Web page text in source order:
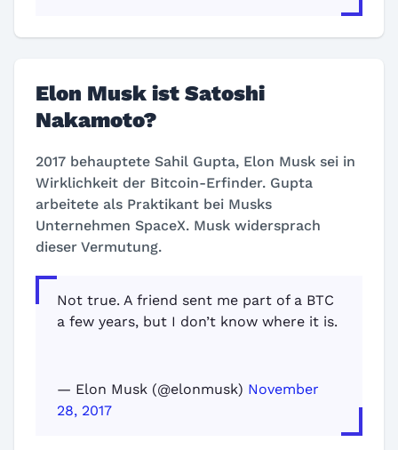
Elon Musk ist Satoshi
Nakamoto?
2017 behauptete Sahil Gupta, Elon Musk sei in
Wirklichkeit der Bitcoin-Erfinder. Gupta
arbeitete als Praktikant bei Musks
Unternehmen SpaceX. Musk widersprach
dieser Vermutung.
Not true. A friend sent me part of a BTC
a few years, but I don’t know where it is.
— Elon Musk (@elonmusk) November
28, 2017